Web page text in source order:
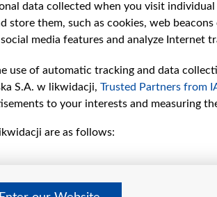
Як нас глядзець
Узнагароды
Міжнародная
Ціск з боку
Беларусі
Як нас
data collected when you visit
store them, such as cookies, web
media features and analyze Internet
of automatic tracking and data
S.A. w likwidacji, Trusted Partners from
to your interests and measuring
are as follows: